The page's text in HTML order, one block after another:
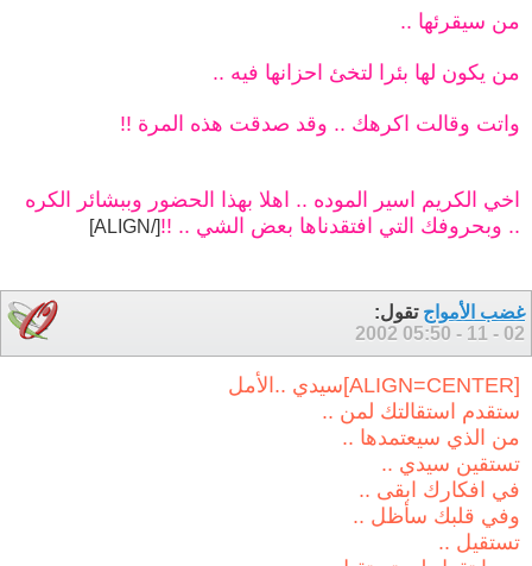
من سيقرئها ..
من يكون لها بئرا لتخئ احزانها فيه ..
واتت وقالت اكرهك .. وقد صدقت هذه المرة !!
اخي الكريم اسير الموده .. اهلا بهذا الحضور وببشائر الكره
.. وبحروفك التي افتقدناها بعض الشي .. !![/ALIGN]
غضب الأمواج تقول:
02 - 11 - 2002
05:50
[ALIGN=CENTER]سيدي ..الأمل
ستقدم استقالتك لمن ..
من الذي سيعتمدها ..
تستقين سيدي ..
في افكارك ابقى ..
وفي قلبك سأظل ..
تستقيل ..